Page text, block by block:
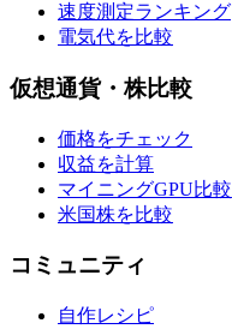
速度測定ランキング
電気代を比較
仮想通貨・株比較
価格をチェック
収益を計算
マイニングGPU比較
米国株を比較
コミュニティ
自作レシピ